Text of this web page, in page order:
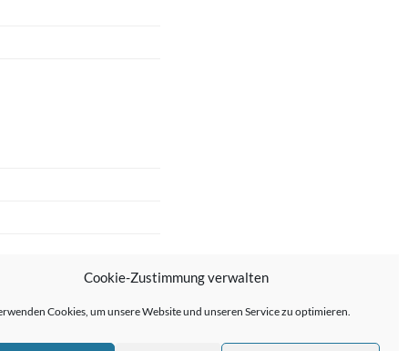
Cookie-Zustimmung verwalten
Cookies, um unsere Website und unseren Service zu optimieren.